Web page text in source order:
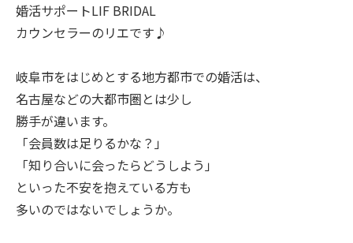
婚活サポートLIF BRIDAL
カウンセラーのリエです♪
岐阜市をはじめとする地方都市での婚活は、
名古屋などの大都市圏とは少し
勝手が違います。
「会員数は足りるかな？」
「知り合いに会ったらどうしよう」
といった不安を抱えている方も
多いのではないでしょうか。